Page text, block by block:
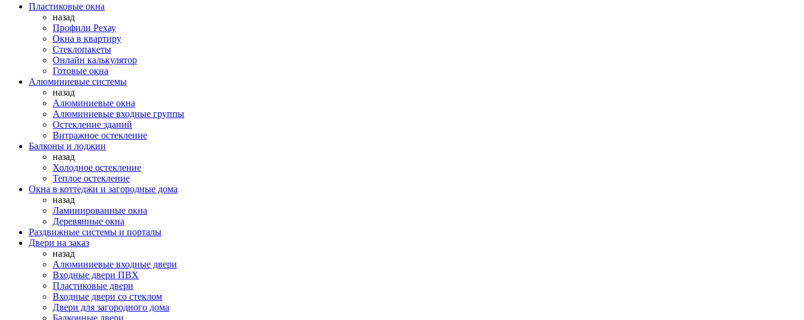
Пластиковые окна
назад
Профили Рехау
Окна в квартиру
Стеклопакеты
Онлайн калькулятор
Готовые окна
Алюминиевые системы
назад
Алюминиевые окна
Алюминиевые входные группы
Остекление зданий
Витражное остекление
Балконы и лоджии
назад
Холодное остекление
Теплое остекление
Окна в коттеджи и загородные дома
назад
Ламинированные окна
Деревянные окна
Раздвижные системы и порталы
Двери на заказ
назад
Алюминиевые входные двери
Входные двери ПВХ
Пластиковые двери
Входные двери со стеклом
Двери для загородного дома
Балконные двери